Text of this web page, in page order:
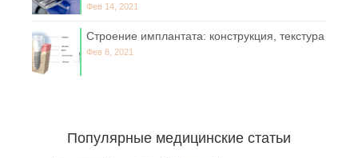
Фев 14, 2021
Строение имплантата: конструкция, текстура
Фев 8, 2021
Популярные медицинские статьи